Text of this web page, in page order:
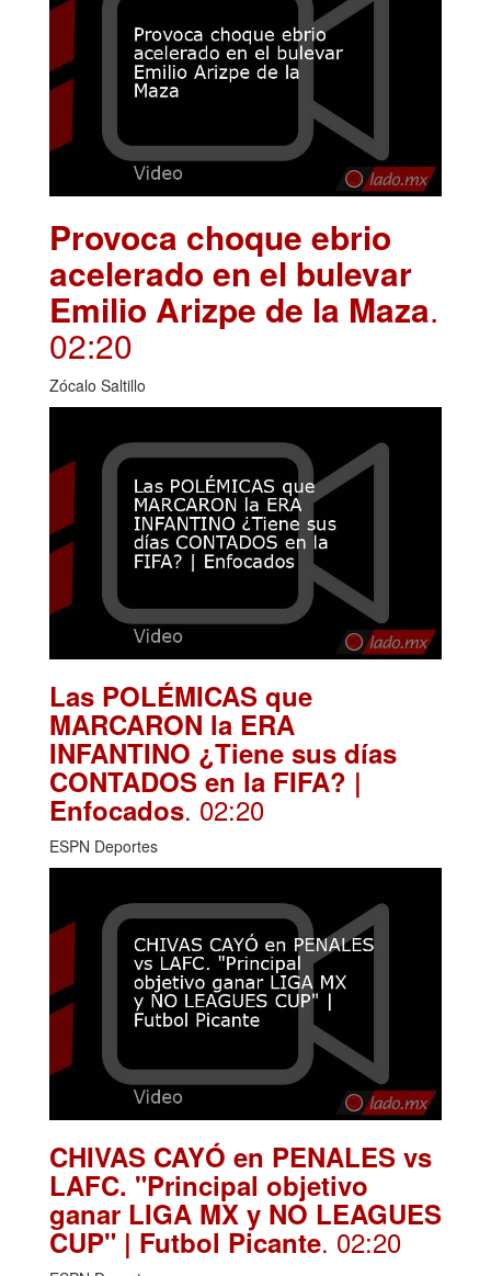
Provoca choque ebrio
acelerado en el bulevar
Emilio Arizpe de la Maza.
02:20
Zócalo Saltillo
Las POLÉMICAS que
MARCARON la ERA
INFANTINO ¿Tiene sus días
CONTADOS en la FIFA? |
Enfocados. 02:20
ESPN Deportes
CHIVAS CAYÓ en PENALES vs
LAFC. "Principal objetivo
ganar LIGA MX y NO LEAGUES
CUP" | Futbol Picante. 02:20